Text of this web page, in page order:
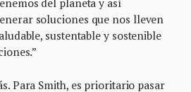
soluciones que nos lleven
sustentable y sostenible
Para Smith, es prioritario pasar